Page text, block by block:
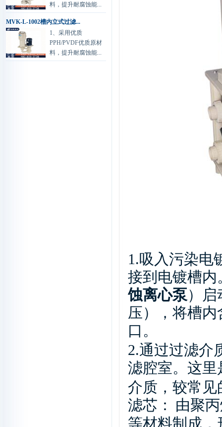
料，提升耐腐蚀能...
MVK-L-1002槽内立式过滤...
1、采用优质
PPH/PVDF优质原材
料，提升耐腐蚀能...
1.吸入污染电
接到电镀槽内
蚀离心泵）启
压），将槽
口。
2.通过过滤介
滤腔室。这里
介质， 较常见
滤芯：
由聚